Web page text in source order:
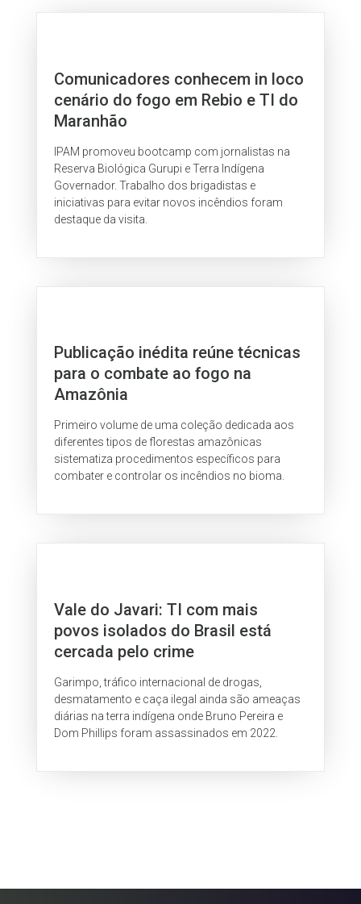
Comunicadores conhecem in loco
cenário do fogo em Rebio e TI do
Maranhão
IPAM promoveu bootcamp com jornalistas na
Reserva Biológica Gurupi e Terra Indígena
Governador. Trabalho dos brigadistas e
iniciativas para evitar novos incêndios foram
destaque da visita.
Publicação inédita reúne técnicas
para o combate ao fogo na
Amazônia
Primeiro volume de uma coleção dedicada aos
diferentes tipos de florestas amazônicas
sistematiza procedimentos específicos para
combater e controlar os incêndios no bioma.
Vale do Javari: TI com mais
povos isolados do Brasil está
cercada pelo crime
Garimpo, tráfico internacional de drogas,
desmatamento e caça ilegal ainda são ameaças
diárias na terra indígena onde Bruno Pereira e
Dom Phillips foram assassinados em 2022.